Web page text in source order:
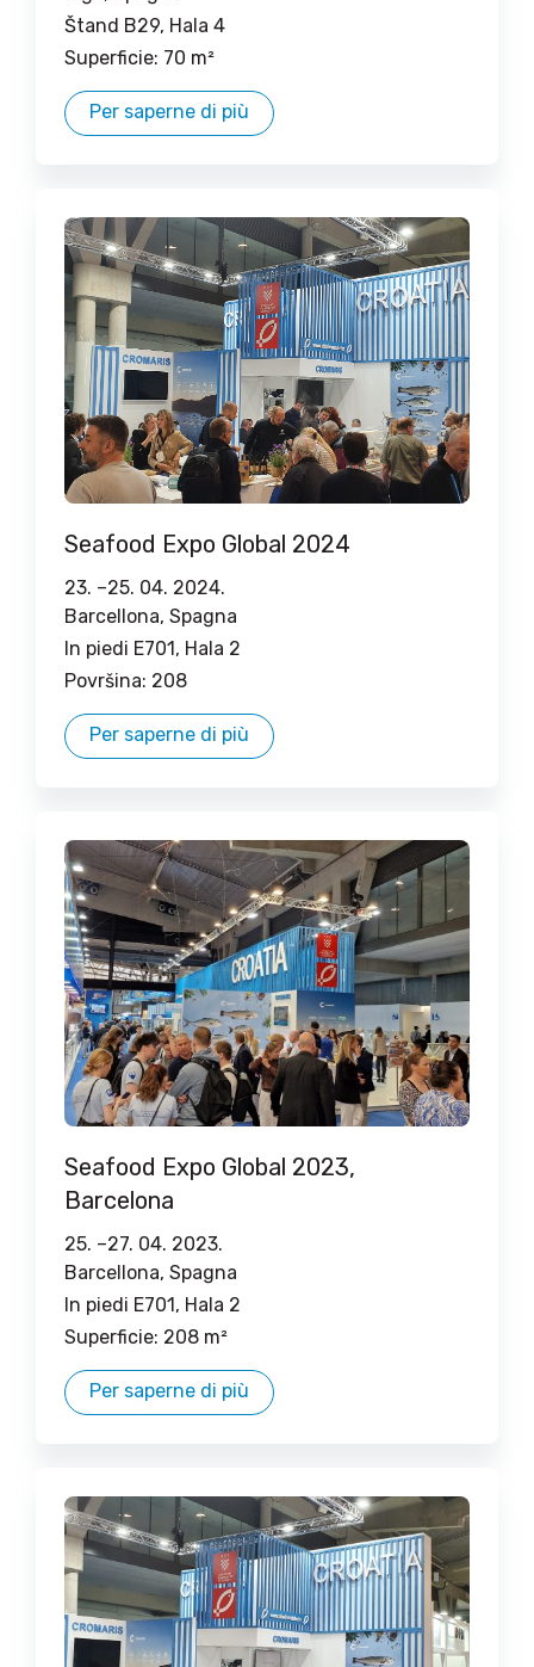
Štand B29, Hala 4
Superficie: 70 m²
Per saperne di più
Seafood Expo Global 2024
23. –25. 04. 2024.
Barcellona, ​​​​Spagna
In piedi E701, Hala 2
Površina: 208
Per saperne di più
Seafood Expo Global 2023,
Barcelona
25. –27. 04. 2023.
Barcellona, ​​​​Spagna
In piedi E701, Hala 2
Superficie: 208 m²
Per saperne di più